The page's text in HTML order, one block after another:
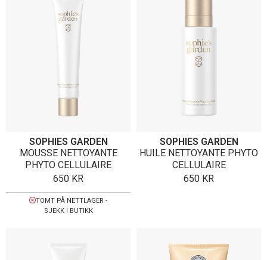
SOPHIES GARDEN
MOUSSE NETTOYANTE
PHYTO CELLULAIRE
650 KR
TOMT PÅ NETTLAGER -
SJEKK I BUTIKK
SOPHIES GARDEN
HUILE NETTOYANTE PHYTO
CELLULAIRE
650 KR